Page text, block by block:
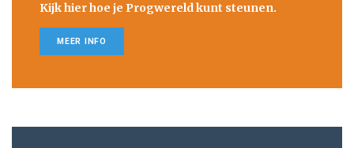
Kijk hier hoe je Progwereld kunt steunen.
MEER INFO